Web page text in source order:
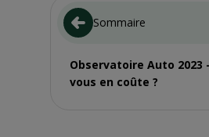
Sommaire
Observatoire Auto 2023
vous en coûte ?